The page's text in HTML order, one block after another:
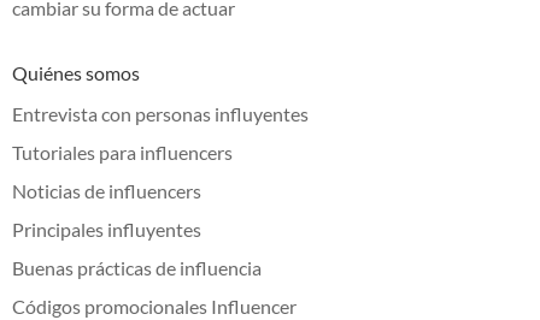
cambiar su forma de actuar
Quiénes somos
Entrevista con personas influyentes
Tutoriales para influencers
Noticias de influencers
Principales influyentes
Buenas prácticas de influencia
Códigos promocionales Influencer